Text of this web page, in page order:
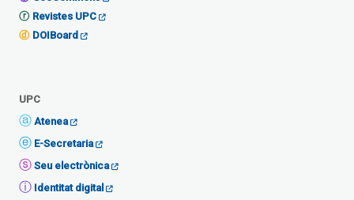
Revistes UPC
DOIBoard
UPC
Atenea
E-Secretaria
Seu electrònica
Identitat digital